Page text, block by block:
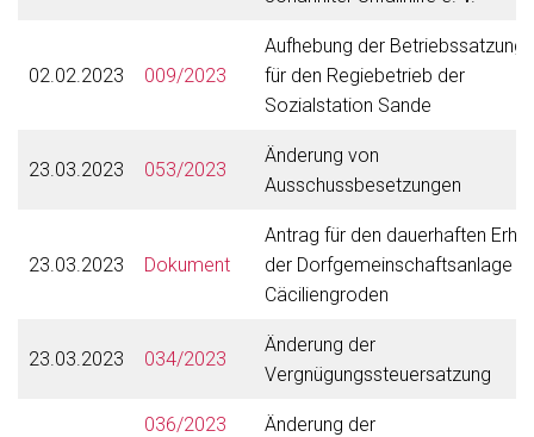
02.02.2023 009/2023
Aufhebung der Betriebssatzung
für den Regiebetrieb der
Sozialstation Sande
23.03.2023 053/2023
Änderung von
Ausschussbesetzungen
23.03.2023 Dokument
Antrag für den dauerhaften
der Dorfgemeinschaftsanlage
Cäciliengroden
23.03.2023 034/2023
Änderung der
Vergnügungssteuersatzung
036/2023
Änderung der